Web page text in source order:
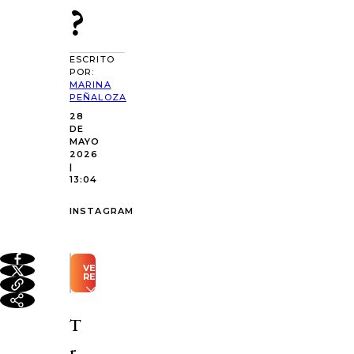
?
ESCRITO
POR:
MARINA
PEÑALOZA
28
DE
MAYO
2026
|
13:04
INSTAGRAM
VER
RESUMEN
generado
T